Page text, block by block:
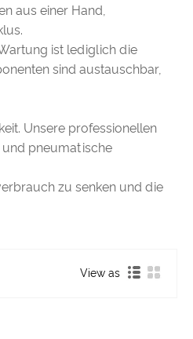
aus einer Hand,
ist lediglich die
sind austauschbar,
Unsere professionellen
pneumatische
zu senken und die
View as